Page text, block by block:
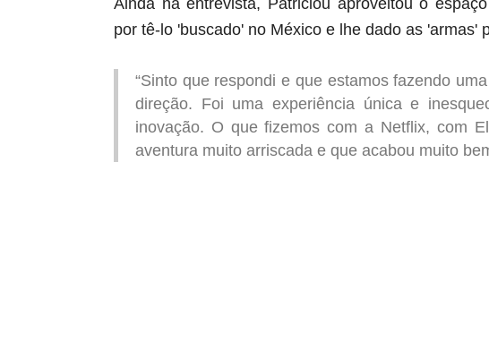
por tê-lo 'buscado' no México e lhe dado as 'armas'
“Sinto que respondi e que estamos fazendo
direção. Foi uma experiência única e
inovação. O que fizemos com a Netflix, com
aventura muito arriscada e que acabou muito